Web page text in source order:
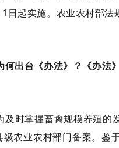
1日起实施。农业农村部
何出台 《办法》 ？《办法》
及时掌握畜禽规模养殖的
农业农村部门备案。 鉴